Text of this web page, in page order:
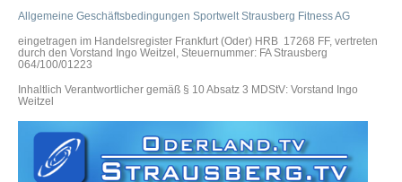
Allgemeine Geschäftsbedingungen Sportwelt Strausberg Fitness AG
eingetragen im Handelsregister Frankfurt (Oder) HRB 17268 FF, vertreten
durch den Vorstand Ingo Weitzel, Steuernummer: FA Strausberg
064/100/01223
Inhaltlich Verantwortlicher gemäß § 10 Absatz 3 MDStV: Vorstand Ingo
Weitzel